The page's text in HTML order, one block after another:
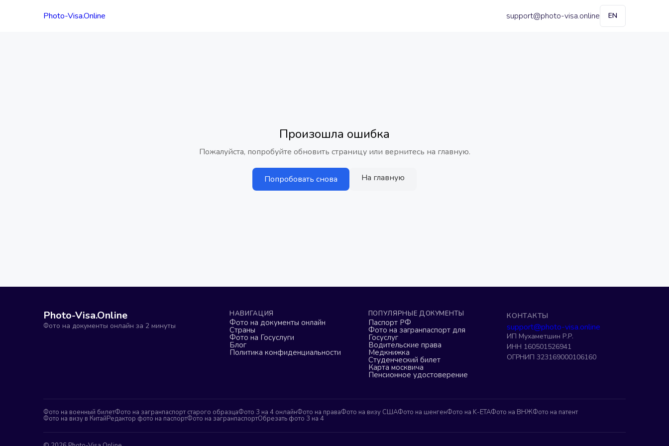
Photo-Visa.Online support@photo-visa.online EN
Произошла ошибка
Пожалуйста, попробуйте обновить страницу или вернитесь на главную.
Попробовать снова На главную
Photo-Visa.Online
Фото на документы онлайн за 2 минуты
НАВИГАЦИЯ
Фото на документы онлайн
Страны
Фото на Госуслуги
Блог
Политика конфиденциальности
ПОПУЛЯРНЫЕ ДОКУМЕНТЫ
Паспорт РФ
Фото на загранпаспорт для
Госуслуг
Водительские права
Медкнижка
Студенческий билет
Карта москвича
Пенсионное удостоверение
КОНТАКТЫ
support@photo-visa.online
ИП Мухаметшин Р.Р.
ИНН 160501526941
ОГРНИП 323169000106160
Фото на военный билетФото на загранпаспорт старого образцаФото 3 на 4 онлайнФото на праваФото на визу СШАФото на шенгенФото на K-ETAФото на ВНЖФото на патент
Фото на визу в КитайРедактор фото на паспортФото на загранпаспортОбрезать фото 3 на 4